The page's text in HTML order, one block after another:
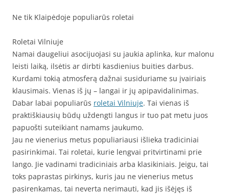
Ne tik Klaipėdoje populiarūs roletai
Roletai Vilniuje
Namai daugeliui asocijuojasi su jaukia aplinka, kur malonu
leisti laiką, ilsėtis ar dirbti kasdienius buities darbus.
Kurdami tokią atmosferą dažnai susiduriame su įvairiais
klausimais. Vienas iš jų – langai ir jų apipavidalinimas.
Dabar labai populiarūs roletai Vilniuje. Tai vienas iš
praktiškiausių būdų uždengti langus ir tuo pat metu juos
papuošti suteikiant namams jaukumo.
Jau ne vienerius metus populiariausi išlieka tradiciniai
pasirinkimai. Tai roletai, kurie lengvai pritvirtinami prie
lango. Jie vadinami tradiciniais arba klasikiniais. Jeigu, tai
toks paprastas pirkinys, kuris jau ne vienerius metus
pasirenkamas, tai neverta nerimauti, kad jis išėjęs iš